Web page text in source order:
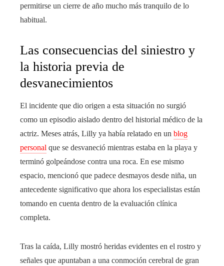
permitirse un cierre de año mucho más tranquilo de lo
habitual.
Las consecuencias del siniestro y
la historia previa de
desvanecimientos
El incidente que dio origen a esta situación no surgió
como un episodio aislado dentro del historial médico de la
actriz. Meses atrás, Lilly ya había relatado en un blog
personal que se desvaneció mientras estaba en la playa y
terminó golpeándose contra una roca. En ese mismo
espacio, mencionó que padece desmayos desde niña, un
antecedente significativo que ahora los especialistas están
tomando en cuenta dentro de la evaluación clínica
completa.
Tras la caída, Lilly mostró heridas evidentes en el rostro y
señales que apuntaban a una conmoción cerebral de gran